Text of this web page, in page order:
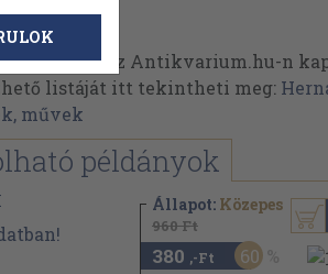
műveinek az Antikvarium.hu-n
listáját itt tekintheti meg:
művek
példányok
Állapot: Közepes
960 Ft
380 ,-Ft 60